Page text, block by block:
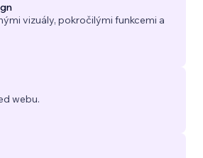
vizuály, pokročilými funkcemi a
webu.